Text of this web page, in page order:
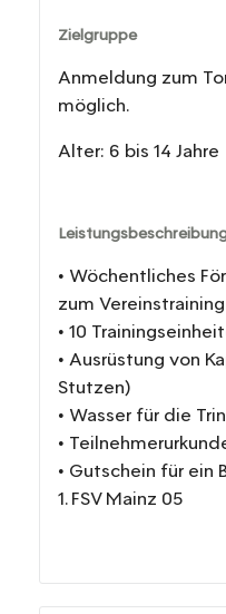
Zielgruppe
Anmeldung zum
möglich.
Alter: 6 bis 14 Jahre
• Wöchentliches
zum Vereinstraining
• 10
• Ausrüstung von
Stutzen)
• Wasser für die
•
• Gutschein für ein
1. FSV Mainz 05